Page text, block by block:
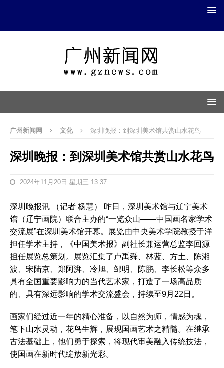
广州新闻网 文化 深圳晚报：到深圳美术馆共赏山水花鸟
深圳晚报：到深圳美术馆共赏山水花鸟
2024年11月20日 星期三 13:37
深圳晚报讯 （记者 杨慧） 昨日，深圳美术馆与辽宁美术
馆（辽宁画院）联合主办的“一览众山——中国画名家学术
交流展”在深圳美术馆开幕。展览由中央美术学院教授于洋
担任学术主持，《中国美术报》副社长兼运营总监李回源
担任展览总策划。展览汇集了卢禹舜、林蓝、方土、陈湘
波、宋陆京、郑阿湃、冷旭、邹明、陈鹏、李长松等众多
具有全国重要影响力的当代艺术家，打造了一场高品质
的、具有深远影响的学术交流盛会，持续至9月22日。
画家们经过近一年的精心准备，以自然为师，情感为魂，
笔下山水灵动，花鸟生辉，展现国画艺术之精髓。在继承
古法基础上，他们勇于探索，将现代审美融入传统技法，
使国画在新时代绽放新光彩。